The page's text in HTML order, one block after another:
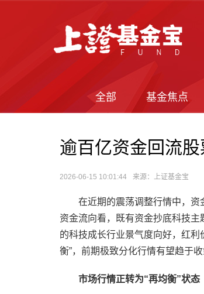
全部 基金焦点
逾百亿资金回流
2026-06-15 10:01:44 来源：上证基金宝
在近期的震荡调整行情中，
资金流向看，既有资金抄底科技
的科技成长行业景气度向好，红利
衡”，前期极致分化行情有望趋于
市场行情正转为“再均衡”状态